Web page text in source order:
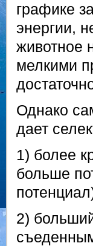
графике
энергии,
животное
мелкими
Однако
дает
1) более
больше
2)